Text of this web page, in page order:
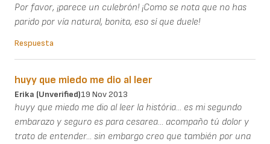
Por favor, ¡parece un culebrón! ¡Como se nota que no has
parido por vía natural, bonita, eso sí que duele!
Respuesta
huyy que miedo me dio al leer
Erika (unverified)19 Nov 2013
huyy que miedo me dio al leer la história... es mi segundo
embarazo y seguro es para cesarea... acompaño tú dolor y
trato de entender... sin embargo creo que también por una